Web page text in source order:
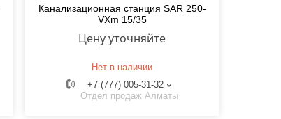
Канализационная станция SAR 250-
VXm 15/35
Цену уточняйте
Нет в наличии
+7 (777) 005-31-32
Отдел продаж Алматы